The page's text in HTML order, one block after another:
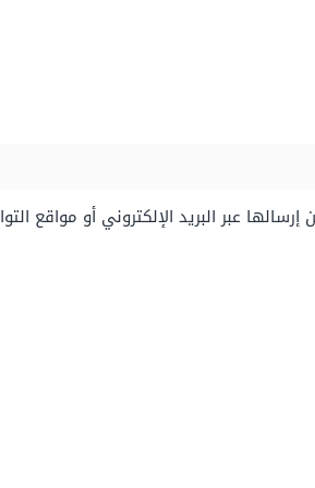
عبر البريد الإلكتروني أو مواقع